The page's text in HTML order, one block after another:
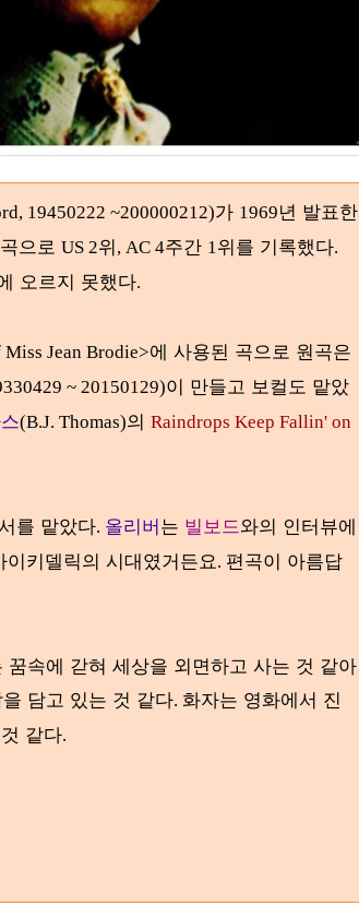
19450222 ~200000212)가 1969년 발표한
으로 US 2위, AC 4주간 1위를 기록했다.
오르지 못했다.
Miss Jean Brodie>에 사용된 곡으로 원곡은
~ 20150129)이 만들고 보컬도 맡았
(B.J. Thomas)의 Raindrops Keep Fallin' on
를 맡았다. 올리버는 빌보드와의 인터뷰에
이키델릭의 시대였거든요. 편곡이 아름답
속에 갇혀 세상을 외면하고 사는 것 같아
담고 있는 것 같다. 화자는 영화에서 진
같다.